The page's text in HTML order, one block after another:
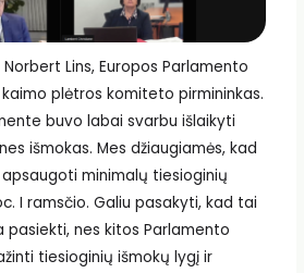
Lins, Europos Parlamento
plėtros komiteto pirmininkas.
buvo labai svarbu išlaikyti
išmokas. Mes džiaugiamės, kad
minimalų tiesioginių
I ramsčio. Galiu pasakyti, kad tai
pasiekti, nes kitos Parlamento
tiesioginių išmokų lygį ir